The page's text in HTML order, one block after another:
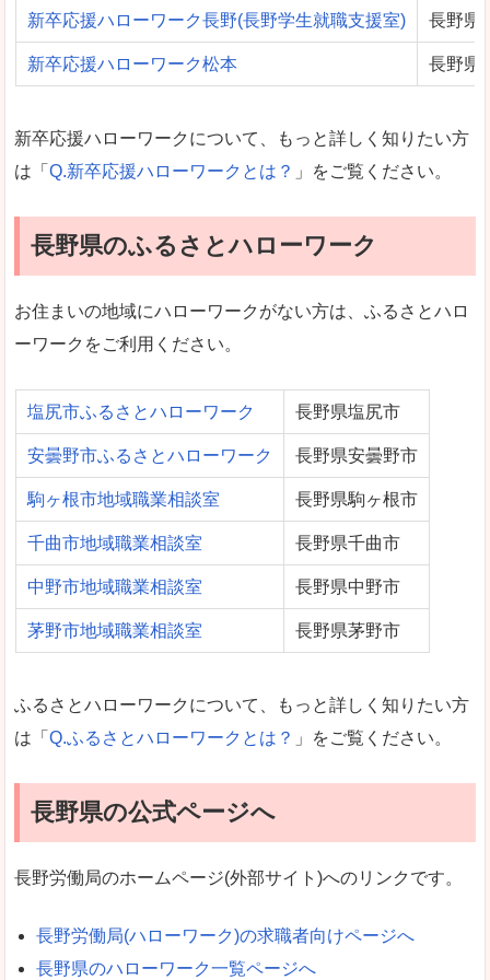
新卒応援ハローワーク長野(長野学生就職支援室) 長野県
新卒応援ハローワーク松本 長野県
新卒応援ハローワークについて、もっと詳しく知りたい方
は「 Q.新卒応援ハローワークとは？ 」をご覧ください。
長野県のふるさとハローワーク
お住まいの地域にハローワークがない方は、ふるさとハロ
ーワークをご利用ください。
塩尻市ふるさとハローワーク 長野県塩尻市
安曇野市ふるさとハローワーク 長野県安曇野市
駒ヶ根市地域職業相談室 長野県駒ヶ根市
千曲市地域職業相談室 長野県千曲市
中野市地域職業相談室 長野県中野市
茅野市地域職業相談室 長野県茅野市
ふるさとハローワークについて、もっと詳しく知りたい方
は「 Q.ふるさとハローワークとは？ 」をご覧ください。
長野県の公式ページへ
長野労働局のホームページ(外部サイト)へのリンクです。
長野労働局(ハローワーク)の求職者向けページへ
長野県のハローワーク一覧ページへ